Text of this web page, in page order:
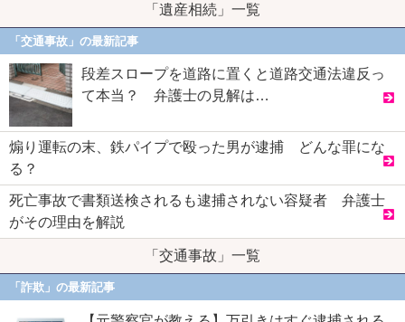
「遺産相続」一覧
「交通事故」の最新記事
段差スロープを道路に置くと道路交通法違反っ
て本当？ 弁護士の見解は…
煽り運転の末、鉄パイプで殴った男が逮捕 どんな罪にな
る？
死亡事故で書類送検されるも逮捕されない容疑者 弁護士
がその理由を解説
「交通事故」一覧
「詐欺」の最新記事